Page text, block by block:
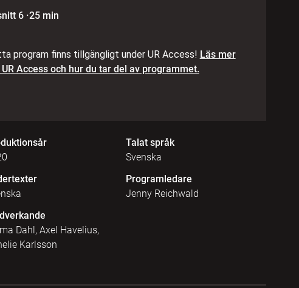
6 ·25 min
program finns tillgängligt under UR Access! Läs mer
Access och hur du tar del av programmet.
Talat språk
Svenska
Programledare
Jenny Reichwald
Dahl, Axel Havelius,
Karlsson